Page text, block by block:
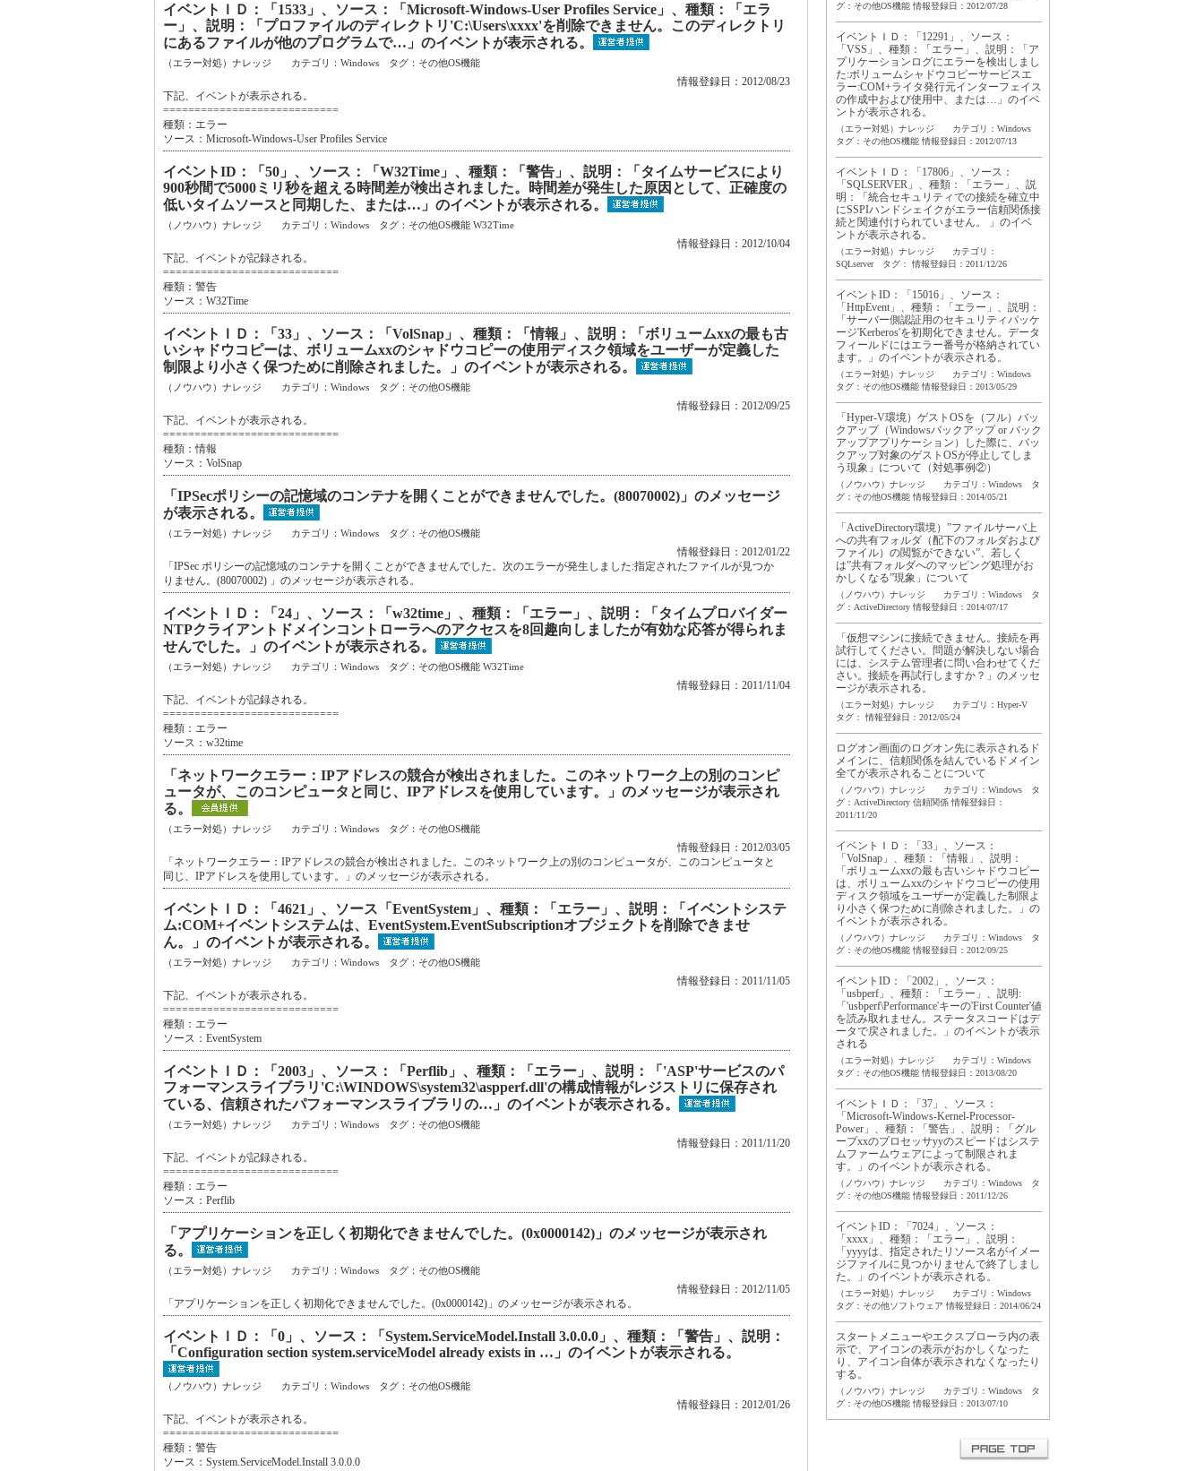
イベントＩＤ：「1533」、ソース：「Microsoft-Windows-User Profiles Service」、種類：「エラ
ー」、説明：「プロファイルのディレクトリ'C:\Users\xxxx'を削除できません。このディレクトリ
にあるファイルが他のプログラムで…」のイベントが表示される。
（エラー対処）ナレッジ カテゴリ：Windows タグ： その他OS機能
情報登録日：2012/08/23
下記、イベントが表示される。
============================
種類：エラー
ソース：Microsoft-Windows-User Profiles Service
イベントID：「50」、ソース：「W32Time」、種類：「警告」、説明：「タイムサービスにより
900秒間で5000ミリ秒を超える時間差が検出されました。時間差が発生した原因として、正確度の
低いタイムソースと同期した、または…」のイベントが表示される。
（ノウハウ）ナレッジ カテゴリ：Windows タグ： その他OS機能 W32Time
情報登録日：2012/10/04
下記、イベントが記録される。
============================
種類：警告
ソース：W32Time
イベントＩＤ：「33」、ソース：「VolSnap」、種類：「情報」、説明：「ボリュームxxの最も古
いシャドウコピーは、ボリュームxxのシャドウコピーの使用ディスク領域をユーザーが定義した
制限より小さく保つために削除されました。」のイベントが表示される。
（ノウハウ）ナレッジ カテゴリ：Windows タグ： その他OS機能
情報登録日：2012/09/25
下記、イベントが表示される。
============================
種類：情報
ソース：VolSnap
「IPSecポリシーの記憶域のコンテナを開くことができませんでした。(80070002)」のメッセージ
が表示される。
（エラー対処）ナレッジ カテゴリ：Windows タグ： その他OS機能
情報登録日：2012/01/22
「IPSec ポリシーの記憶域のコンテナを開くことができませんでした。次のエラーが発生しました:指定されたファイルが見つか
りません。(80070002) 」のメッセージが表示される。
イベントＩＤ：「24」、ソース：「w32time」、種類：「エラー」、説明：「タイムプロバイダー
NTPクライアントドメインコントローラへのアクセスを8回趣向しましたが有効な応答が得られま
せんでした。」のイベントが表示される。
（エラー対処）ナレッジ カテゴリ：Windows タグ： その他OS機能 W32Time
情報登録日：2011/11/04
下記、イベントが記録される。
============================
種類：エラー
ソース：w32time
「ネットワークエラー：IPアドレスの競合が検出されました。このネットワーク上の別のコンピ
ュータが、このコンピュータと同じ、IPアドレスを使用しています。」のメッセージが表示され
る。
（エラー対処）ナレッジ カテゴリ：Windows タグ： その他OS機能
情報登録日：2012/03/05
「ネットワークエラー：IPアドレスの競合が検出されました。このネットワーク上の別のコンピュータが、このコンピュータと
同じ、IPアドレスを使用しています。」のメッセージが表示される。
イベントＩＤ：「4621」、ソース「EventSystem」、種類：「エラー」、説明：「イベントシステ
ム:COM+イベントシステムは、EventSystem.EventSubscriptionオブジェクトを削除できませ
ん。」のイベントが表示される。
（エラー対処）ナレッジ カテゴリ：Windows タグ： その他OS機能
情報登録日：2011/11/05
下記、イベントが表示される。
============================
種類：エラー
ソース：EventSystem
イベントＩＤ：「2003」、ソース：「Perflib」、種類：「エラー」、説明：「'ASP'サービスのパ
フォーマンスライブラリ'C:\WINDOWS\system32\aspperf.dll'の構成情報がレジストリに保存され
ている、信頼されたパフォーマンスライブラリの…」のイベントが表示される。
（エラー対処）ナレッジ カテゴリ：Windows タグ： その他OS機能
情報登録日：2011/11/20
下記、イベントが記録される。
============================
種類：エラー
ソース：Perflib
「アプリケーションを正しく初期化できませんでした。(0x0000142)」のメッセージが表示され
る。
（エラー対処）ナレッジ カテゴリ：Windows タグ： その他OS機能
情報登録日：2012/11/05
「アプリケーションを正しく初期化できませんでした。(0x0000142)」のメッセージが表示される。
イベントＩＤ：「0」、ソース：「System.ServiceModel.Install 3.0.0.0」、種類：「警告」、説明：
「Configuration section system.serviceModel already exists in …」のイベントが表示される。
（ノウハウ）ナレッジ カテゴリ：Windows タグ： その他OS機能
情報登録日：2012/01/26
下記、イベントが表示される。
============================
種類：警告
ソース：System.ServiceModel.Install 3.0.0.0
グ： その他OS機能 情報登録日：2012/07/28
イベントＩＤ：「12291」、ソース：
「VSS」、種類：「エラー」、説明：「ア
プリケーションログにエラーを検出しまし
た:ボリュームシャドウコピーサービスエ
ラー:COM+ライタ発行元インターフェイス
の作成中および使用中、または…」のイベ
ントが表示される。
（エラー対処）ナレッジ カテゴリ：Windows
タグ： その他OS機能 情報登録日：2012/07/13
イベントＩＤ：「17806」、ソース：
「SQLSERVER」、種類：「エラー」、説
明：「統合セキュリティでの接続を確立中
にSSPIハンドシェイクがエラー信頼関係接
続と関連付けられていません。 」のイベ
ントが表示される。
（エラー対処）ナレッジ カテゴリ：
SQLserver タグ：
情報登録日：2011/12/26
イベントID：「15016」、ソース：
「HttpEvent」、種類：「エラー」、説明：
「サーバー側認証用のセキュリティパッケ
ージ'Kerberos'を初期化できません。データ
フィールドにはエラー番号が格納されてい
ます。」のイベントが表示される。
（エラー対処）ナレッジ カテゴリ：Windows
タグ： その他OS機能 情報登録日：2013/05/29
「Hyper-V環境）ゲストOSを（フル）バッ
クアップ（Windowsバックアップ or バック
アップアプリケーション）した際に、バッ
クアップ対象のゲストOSが停止してしま
う現象」について（対処事例②）
（ノウハウ）ナレッジ カテゴリ：Windows タ
グ： その他OS機能 情報登録日：2014/05/21
「ActiveDirectory環境）”ファイルサーバ上
への共有フォルダ（配下のフォルダおよび
ファイル）の閲覧ができない”、若しく
は”共有フォルダへのマッピング処理がお
かしくなる”現象」について
（ノウハウ）ナレッジ カテゴリ：Windows タ
グ： ActiveDirectory 情報登録日：2014/07/17
「仮想マシンに接続できません。接続を再
試行してください。問題が解決しない場合
には、システム管理者に問い合わせてくだ
さい。接続を再試行しますか？」のメッセ
ージが表示される。
（エラー対処）ナレッジ カテゴリ：Hyper-V
タグ：
情報登録日：2012/05/24
ログオン画面のログオン先に表示されるド
メインに、信頼関係を結んでいるドメイン
全てが表示されることについて
（ノウハウ）ナレッジ カテゴリ：Windows タ
グ： ActiveDirectory 信頼関係 情報登録日：
2011/11/20
イベントＩＤ：「33」、ソース：
「VolSnap」、種類：「情報」、説明：
「ボリュームxxの最も古いシャドウコピー
は、ボリュームxxのシャドウコピーの使用
ディスク領域をユーザーが定義した制限よ
り小さく保つために削除されました。」の
イベントが表示される。
（ノウハウ）ナレッジ カテゴリ：Windows タ
グ： その他OS機能 情報登録日：2012/09/25
イベントID：「2002」、ソース：
「usbperf」、種類：「エラー」、説明:
「'usbperf\Performance'キーの'First Counter'値
を読み取れません。ステータスコードはデ
ータで戻されました。」のイベントが表示
される
（エラー対処）ナレッジ カテゴリ：Windows
タグ： その他OS機能 情報登録日：2013/08/20
イベントＩＤ：「37」、ソース：
「Microsoft-Windows-Kernel-Processor-
Power」、種類：「警告」、説明：「グル
ープxxのプロセッサyyのスピードはシステ
ムファームウェアによって制限されま
す。」のイベントが表示される。
（ノウハウ）ナレッジ カテゴリ：Windows タ
グ： その他OS機能 情報登録日：2011/12/26
イベントID：「7024」、ソース：
「xxxx」、種類：「エラー」、説明：
「yyyyは、指定されたリソース名がイメー
ジファイルに見つかりませんで終了しまし
た。」のイベントが表示される。
（エラー対処）ナレッジ カテゴリ：Windows
タグ： その他ソフトウェア 情報登録日：2014/06/24
スタートメニューやエクスプローラ内の表
示で、アイコンの表示がおかしくなった
り、アイコン自体が表示されなくなったり
する。
（ノウハウ）ナレッジ カテゴリ：Windows タ
グ： その他OS機能 情報登録日：2013/07/10